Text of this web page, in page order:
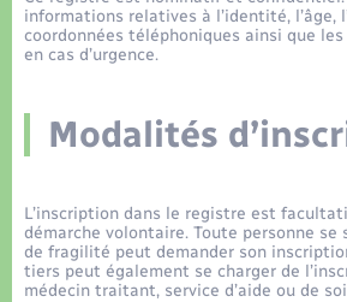
Eau - Assainissement
Transports
Transports scolaires
Logement - Urbanisme
Loisirs
Travaux - Autorisation
public
Plan interactif
Présentation de la commune
La Communauté de communes
informations relatives à l’identité, l’âge,
coordonnées téléphoniques ainsi que
en cas d’urgence.
Modalités
L’inscription dans le registre est
démarche volontaire. Toute personne
de fragilité peut demander son
tiers peut également se charger de
médecin traitant, service d’aide ou de